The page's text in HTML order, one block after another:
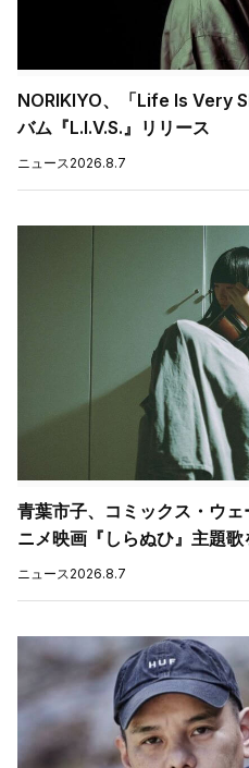
NORIKIYO、「Life Is Very
バム『L.I.V.S.』リリース
ニュース2026.8.7
青葉市子、コミックス・ウ
ニメ映画『しらぬひ』主題
ニュース2026.8.7